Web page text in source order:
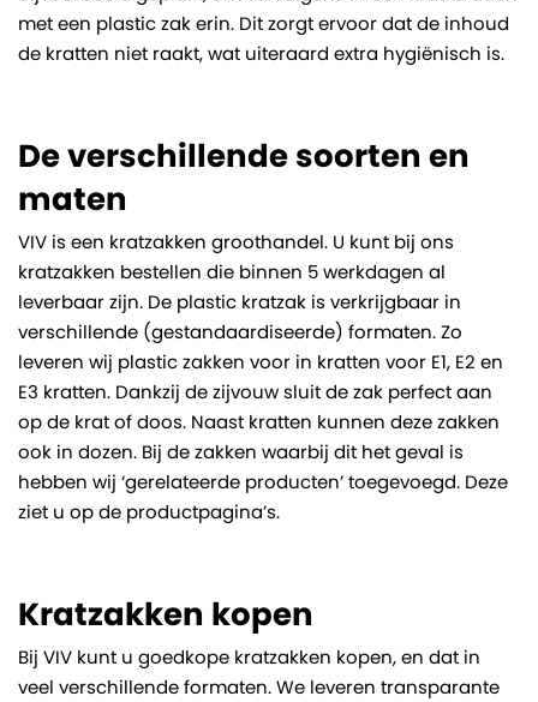
met een plastic zak erin. Dit zorgt ervoor dat de inhoud
de kratten niet raakt, wat uiteraard extra hygiënisch is.
De verschillende soorten en
maten
VIV is een kratzakken groothandel. U kunt bij ons
kratzakken bestellen die binnen 5 werkdagen al
leverbaar zijn. De plastic kratzak is verkrijgbaar in
verschillende (gestandaardiseerde) formaten. Zo
leveren wij plastic zakken voor in kratten voor E1, E2 en
E3 kratten. Dankzij de zijvouw sluit de zak perfect aan
op de krat of doos. Naast kratten kunnen deze zakken
ook in dozen. Bij de zakken waarbij dit het geval is
hebben wij ‘gerelateerde producten’ toegevoegd. Deze
ziet u op de productpagina’s.
Kratzakken kopen
Bij VIV kunt u goedkope kratzakken kopen, en dat in
veel verschillende formaten. We leveren transparante